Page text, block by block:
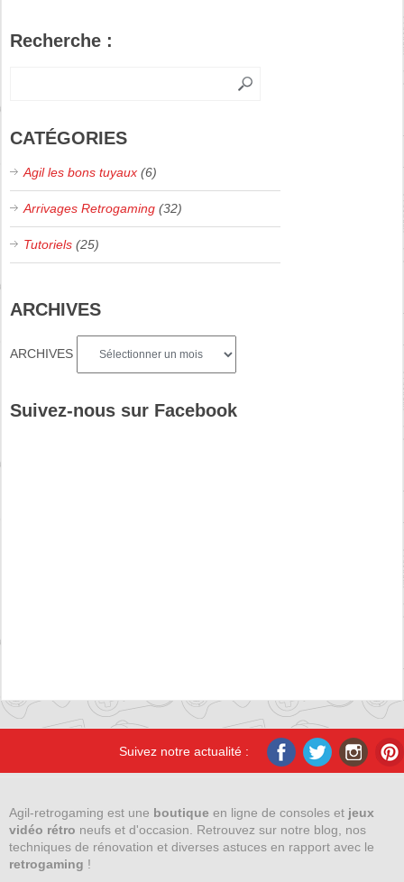
Recherche :
CATÉGORIES
Agil les bons tuyaux (6)
Arrivages Retrogaming (32)
Tutoriels (25)
ARCHIVES
ARCHIVES
Suivez-nous sur Facebook
Suivez notre actualité :
Agil-retrogaming est une boutique en ligne de consoles et jeux
vidéo rétro neufs et d'occasion. Retrouvez sur notre blog, nos
techniques de rénovation et diverses astuces en rapport avec le
retrogaming !